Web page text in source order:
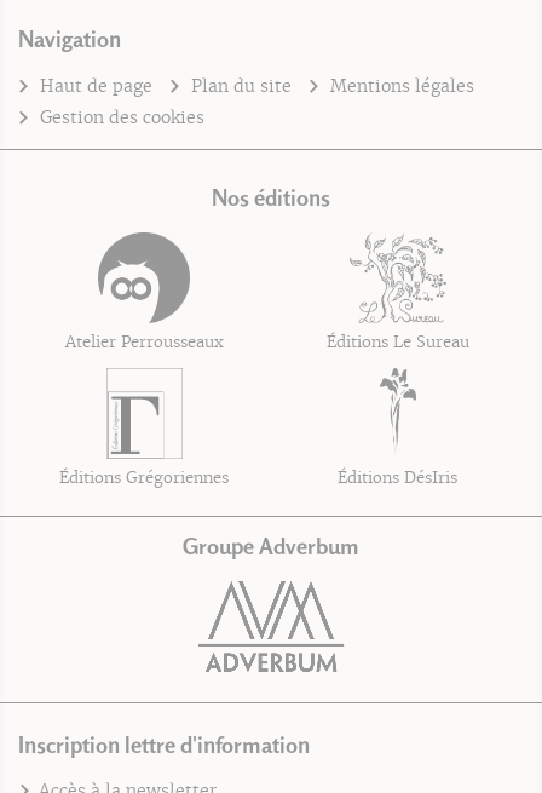
Navigation
Haut de page Plan du site
Mentions légales
Gestion des cookies
Nos éditions
Atelier Perrousseaux Éditions Le Sureau
Éditions Grégoriennes Éditions DésIris
Groupe Adverbum
Inscription lettre d'information